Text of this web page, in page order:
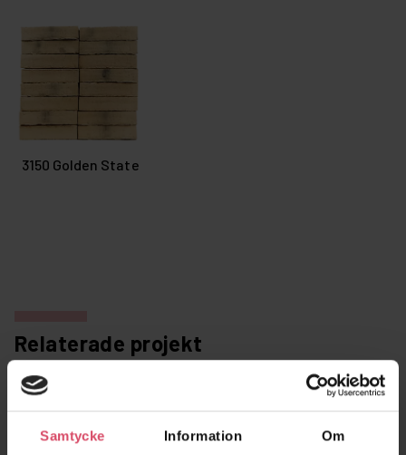
Samtycke Information Om
3150 Golden State
Relaterade projekt